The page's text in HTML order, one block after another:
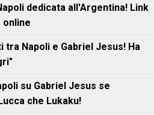
dedicata all'Argentina! Link
online
tra Napoli e Gabriel Jesus! Ha
su Gabriel Jesus se
che Lukaku!